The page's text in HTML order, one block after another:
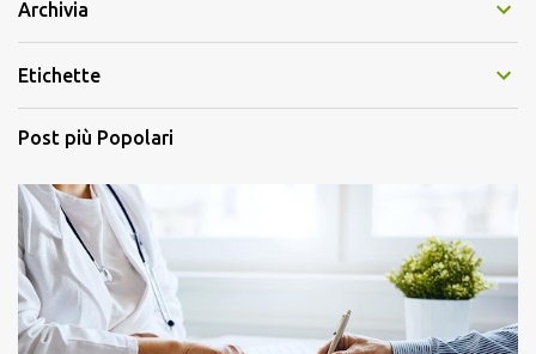
Archivia
Etichette
Post più Popolari